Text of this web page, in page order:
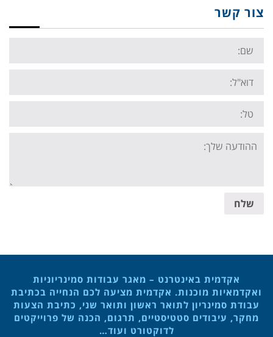
צור קשר
Name:
Email:
Tel:
Your
message:
שלח
אקדמית באינטרנט – מאגר עבודות סמינריוניות
ואקדמאיות מוכנות. אקדמית מציעה לכם הנחייה בכתיבת
עבודת סמינריון לתואר ראשון ותואר שני, כתיבת הצעות
מחקר, עיבודים סטטיסטיים, תרגום, הכנה של פרוייקטים
לדוקטורט ועוד…